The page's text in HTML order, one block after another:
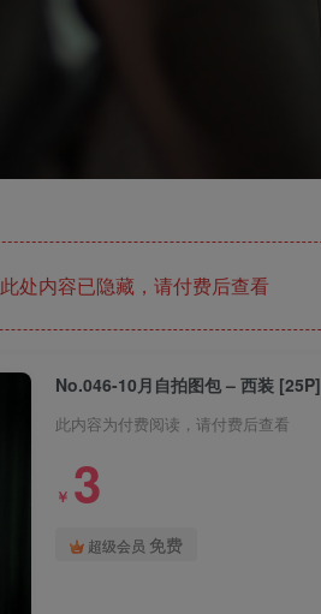
此处内容已隐藏，请付费后查看
No.046-10月自拍图包 – 西装 [25P]
此内容为付费阅读，请付费后查看
￥ 3
超级会员 免费